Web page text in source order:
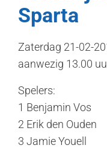
Sparta
Zaterdag 21-02-
aanwezig 13.00
Spelers:
1 Benjamin Vos
2 Erik den Ouden
3 Jamie Youell